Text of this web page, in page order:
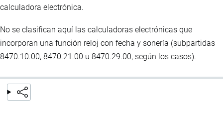
calculadora electrónica.
No se clasifican aquí las calculadoras electrónicas que
incorporan una función reloj con fecha y sonería (subpartidas
8470.10.00, 8470.21.00 u 8470.29.00, según los casos).